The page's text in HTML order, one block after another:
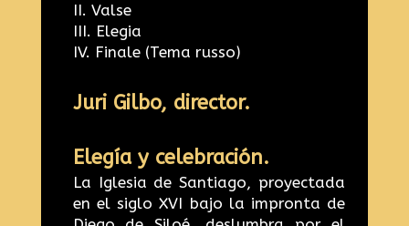
II. Valse
III. Elegia
IV. Finale (Tema russo)
Juri Gilbo, director.
Elegía y celebración.
La Iglesia de Santiago, proyectada
en el siglo XVI bajo la impronta de